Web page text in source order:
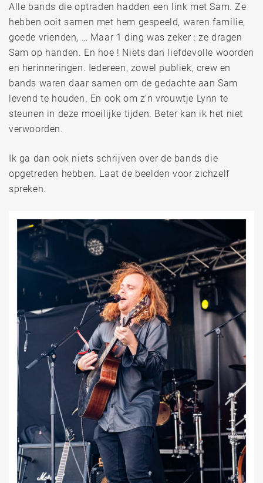
Alle bands die optraden hadden een link met Sam. Ze
hebben ooit samen met hem gespeeld, waren familie,
goede vrienden, … Maar 1 ding was zeker : ze dragen
Sam op handen. En hoe ! Niets dan liefdevolle woorden
en herinneringen. Iedereen, zowel publiek, crew en
bands waren daar samen om de gedachte aan Sam
levend te houden. En ook om z’n vrouwtje Lynn te
steunen in deze moeilijke tijden. Beter kan ik het niet
verwoorden.
Ik ga dan ook niets schrijven over de bands die
opgetreden hebben. Laat de beelden voor zichzelf
spreken.